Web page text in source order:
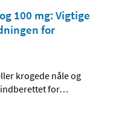
100 mg: Vigtige
for
krogede nåle og
for…